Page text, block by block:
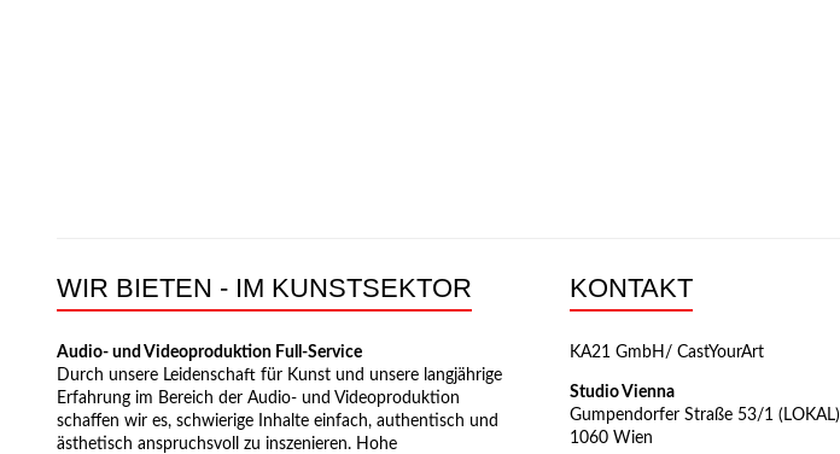
WIR BIETEN - IM KUNSTSEKTOR
Audio- und Videoproduktion Full-Service
Durch unsere Leidenschaft für Kunst und unsere langjährige
Erfahrung im Bereich der Audio- und Videoproduktion
schaffen wir es, schwierige Inhalte einfach, authentisch und
ästhetisch anspruchsvoll zu inszenieren. Hohe
KONTAKT
KA21 GmbH/ CastYourArt
Studio Vienna
Gumpendorfer Straße 53/1 (LOKAL)
1060 Wien